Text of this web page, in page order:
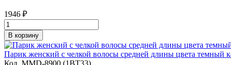
1946 ₽
В корзину
Парик женский с челкой волосы средней длины цвета темный
Код. MMD-8900 (1BT33)